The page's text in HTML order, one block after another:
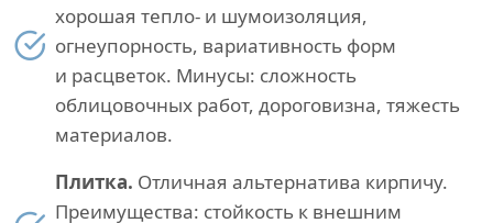
хорошая тепло- и шумоизоляция,
огнеупорность, вариативность форм
и расцветок. Минусы: сложность
облицовочных работ, дороговизна, тяжесть
материалов.
Плитка. Отличная альтернатива кирпичу.
Преимущества: стойкость к внешним